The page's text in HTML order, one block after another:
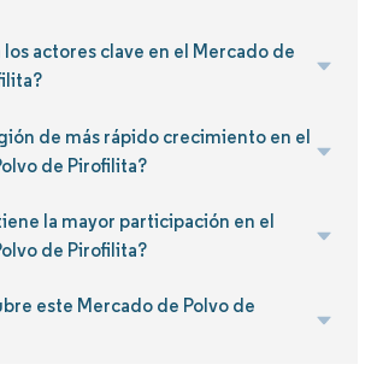
los actores clave en el Mercado de
de más rápido crecimiento en el
de Pirofilita?
la mayor participación en el
de Pirofilita?
este Mercado de Polvo de